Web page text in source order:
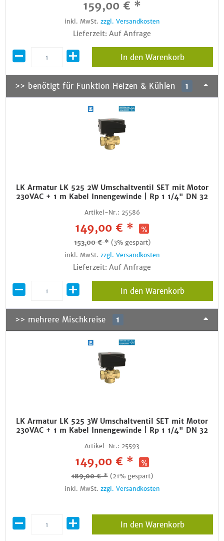
159,00 € *
inkl. MwSt. zzgl. Versandkosten
Lieferzeit: Auf Anfrage
In den Warenkorb
>> benötigt für Funktion Heizen & Kühlen 1
LK Armatur LK 525 2W Umschaltventil SET mit Motor
230VAC + 1 m Kabel Innengewinde | Rp 1 1/4" DN 32
Artikel-Nr.: 25586
149,00 € *
153,00 € * (3% gespart)
inkl. MwSt. zzgl. Versandkosten
Lieferzeit: Auf Anfrage
In den Warenkorb
>> mehrere Mischkreise 1
LK Armatur LK 525 3W Umschaltventil SET mit Motor
230VAC + 1 m Kabel Innengewinde | Rp 1 1/4" DN 32
Artikel-Nr.: 25593
149,00 € *
189,00 € * (21% gespart)
inkl. MwSt. zzgl. Versandkosten
In den Warenkorb